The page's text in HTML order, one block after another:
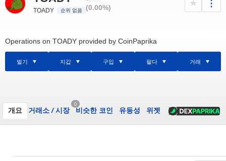
TOADY 순위 없음 (0.00%)
Operations on TOADY provided by CoinPaprika
벌기 지갑 구입 팔다 거래
개요 거래소 /시장
0
비슷한 코인 유동성 위젯